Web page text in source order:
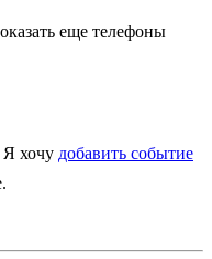
еще телефоны
хочу добавить событие